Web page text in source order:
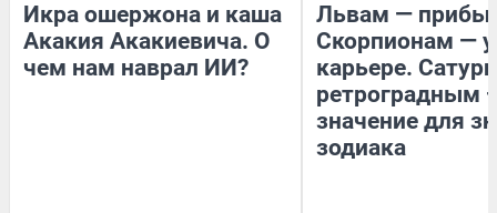
Икра ошержона и каша
Акакия Акакиевича. О
чем нам наврал ИИ?
Львам —
Скорпионам —
карьере.
ретроградным
значение для
зодиака